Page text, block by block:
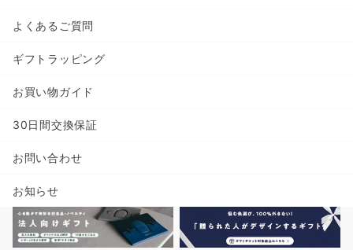
よくあるご質問
ギフトラッピング
お買い物ガイド
30日間交換保証
お問い合わせ
お知らせ